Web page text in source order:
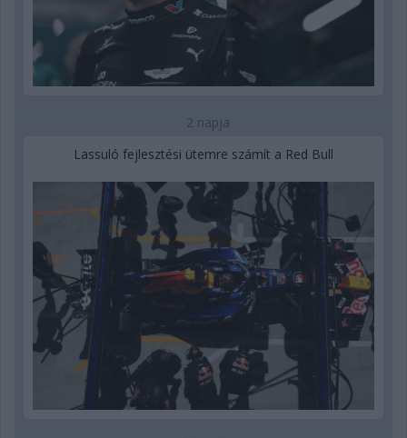
2 napja
Lassuló fejlesztési ütemre számít a Red Bull